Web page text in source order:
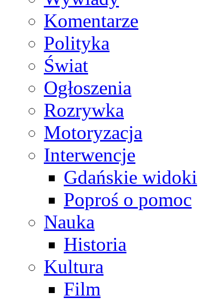
Komentarze
Polityka
Świat
Ogłoszenia
Rozrywka
Motoryzacja
Interwencje
Gdańskie widoki
Poproś o pomoc
Nauka
Historia
Kultura
Film